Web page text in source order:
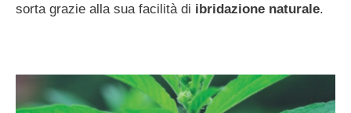
sorta grazie alla sua facilità di ibridazione naturale.